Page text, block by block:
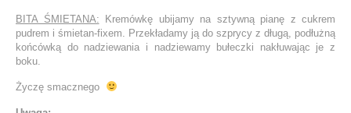
BITA ŚMIETANA: Kremówkę ubijamy na sztywną pianę z cukrem
pudrem i śmietan-fixem. Przekładamy ją do szprycy z długą, podłużną
końcówką do nadziewania i nadziewamy bułeczki nakłuwając je z
boku.
Życzę smacznego